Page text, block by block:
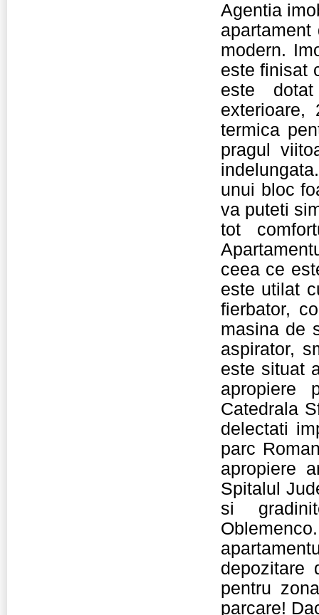
Agentia
modern.
este finisat
este
termica
pragul
unui bloc
va puteti
tot
ceea ce
este utilat
fierbator,
masina de
aspirator,
este situat
apropiere
Catedrala
delectati
parc
apropiere
Spitalul
si
depozitare
pentru
parcare!